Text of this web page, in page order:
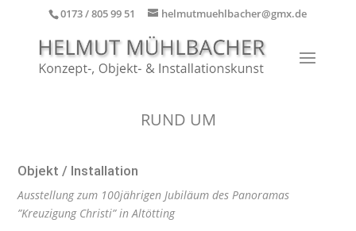
0173 / 805 99 51 helmutmuehlbacher@gmx.de
RUND UM
Objekt / Installation
Ausstellung zum 100jährigen Jubiläum des Panoramas
”Kreuzigung Christi” in Altötting